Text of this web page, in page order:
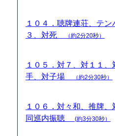
１０４．聴牌連荘、テ
３、対死
（約2分20秒）
１０５．対７、対１１
手、対子場
（約2分30秒）
１０６．対々和、推牌、
同巡内振聴
(約3分30秒）